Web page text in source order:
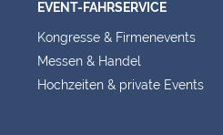
EVENT-FAHRSERVICE
Kongresse & Firmenevents
Messen & Handel
Hochzeiten & private Events